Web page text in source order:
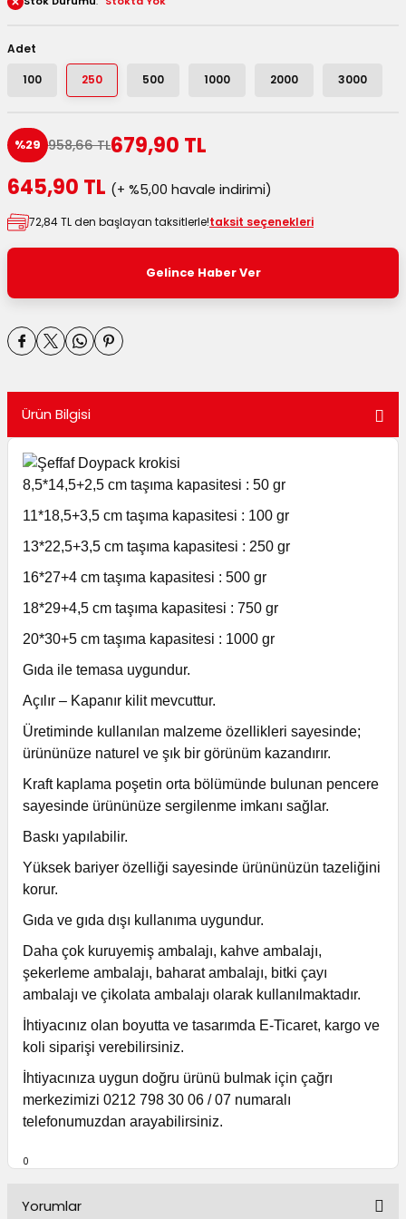
Kutuları
Kutuları
ve Koliler
Adet
100 250 500 1000 2000 3000
%29 958,66 TL679,90 TL
645,90 TL (+ %5,00 havale indirimi)
72,84 TL den başlayan taksitlerle!taksit seçenekleri
Gelince Haber Ver
Ürün Bilgisi
8,5*14,5+2,5 cm taşıma kapasitesi : 50 gr
11*18,5+3,5 cm taşıma kapasitesi : 100 gr
13*22,5+3,5 cm taşıma kapasitesi : 250 gr
16*27+4 cm taşıma kapasitesi : 500 gr
18*29+4,5 cm taşıma kapasitesi : 750 gr
20*30+5 cm taşıma kapasitesi : 1000 gr
Gıda ile temasa uygundur.
Açılır – Kapanır kilit mevcuttur.
Üretiminde kullanılan malzeme özellikleri sayesinde;
ürününüze naturel ve şık bir görünüm kazandırır.
Kraft kaplama poşetin orta bölümünde bulunan pencere
sayesinde ürününüze sergilenme imkanı sağlar.
Baskı yapılabilir.
Yüksek bariyer özelliği sayesinde ürününüzün tazeliğini
korur.
Gıda ve gıda dışı kullanıma uygundur.
Daha çok kuruyemiş ambalajı, kahve ambalajı,
şekerleme ambalajı, baharat ambalajı, bitki çayı
ambalajı ve çikolata ambalajı olarak kullanılmaktadır.
İhtiyacınız olan boyutta ve tasarımda E-Ticaret, kargo ve
koli siparişi verebilirsiniz.
İhtiyacınıza uygun doğru ürünü bulmak için çağrı
merkezimizi 0212 798 30 06 / 07 numaralı
telefonumuzdan arayabilirsiniz.
0
Yorumlar